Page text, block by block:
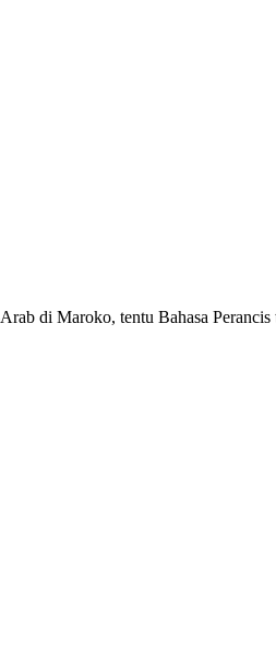
di Maroko, tentu Bahasa Perancis